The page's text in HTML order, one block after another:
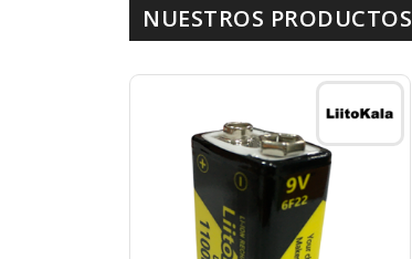
NUESTROS PRODUCTOS